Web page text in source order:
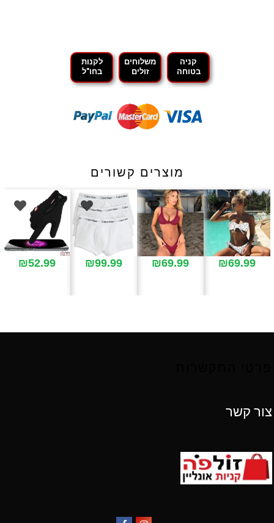
קניה
בטוחה
משלוחים
זולים
לקנות
בחו"ל
מוצרים קשורים
₪69.99
₪69.99
₪99.99
₪52.99
צור קשר